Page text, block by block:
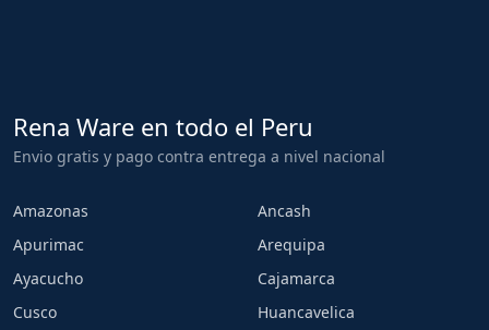
Rena Ware en todo el Peru
Envio gratis y pago contra entrega a nivel nacional
Amazonas
Ancash
Apurimac
Arequipa
Ayacucho
Cajamarca
Cusco
Huancavelica